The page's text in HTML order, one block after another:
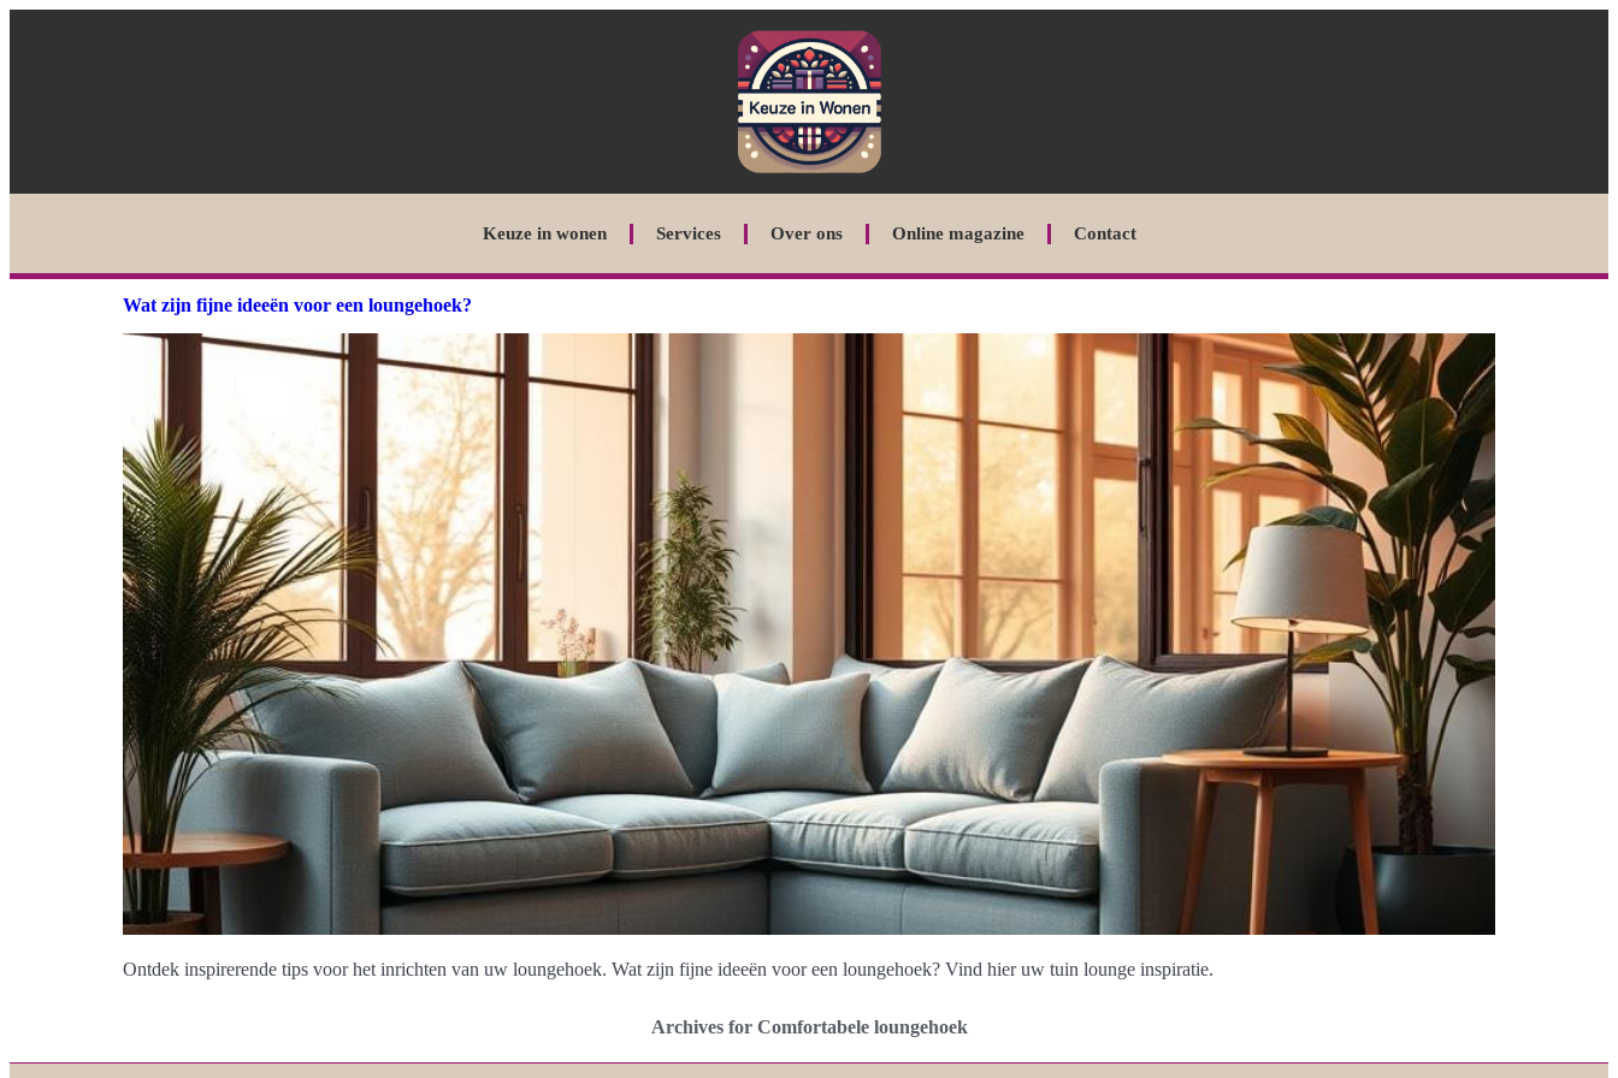
Keuze in wonen Services Over ons Online magazine Contact
Wat zijn fijne ideeën voor een loungehoek?
Ontdek inspirerende tips voor het inrichten van uw loungehoek. Wat zijn fijne ideeën voor een loungehoek? Vind hier uw tuin lounge inspiratie.
Archives for Comfortabele loungehoek